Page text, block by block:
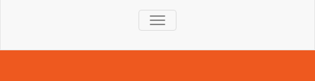
TOGGLE NAVIGATION